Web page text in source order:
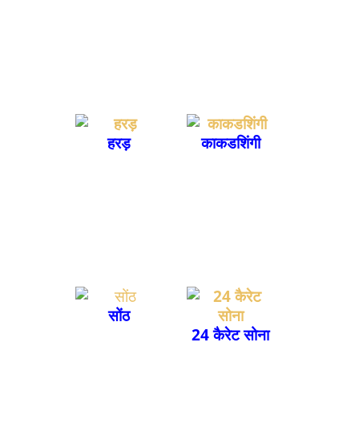
हरड़ काकडशिंगी
सोंठ
24 कैरेट सोना